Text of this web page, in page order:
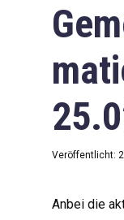
Veröffentlicht:
Anbei die